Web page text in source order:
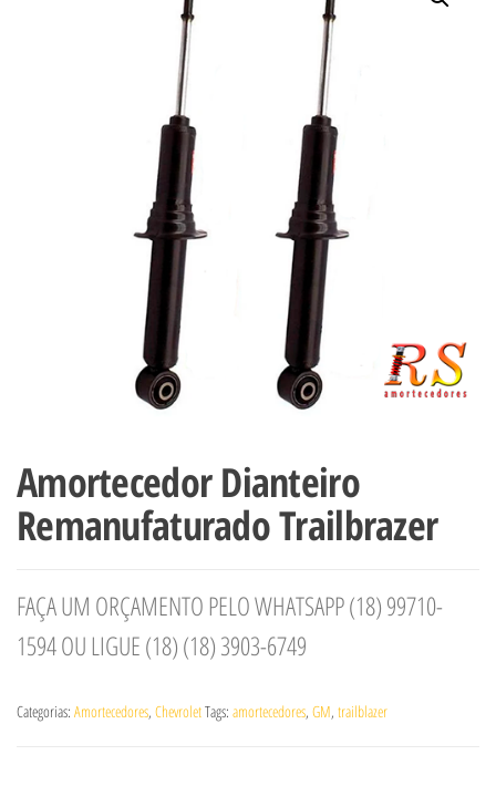
Amortecedor Dianteiro
Remanufaturado Trailbrazer
FAÇA UM ORÇAMENTO PELO WHATSAPP (18) 99710-
1594 OU LIGUE (18) (18) 3903-6749
Categorias: Amortecedores, ChevroletTags: amortecedores, GM, trailblazer